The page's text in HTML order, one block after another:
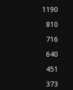
1190
810
716
640
451
373